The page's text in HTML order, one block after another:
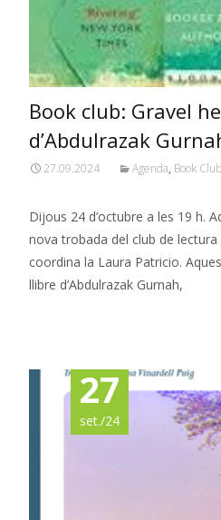
Book club: Gravel
d’Abdulrazak
27.09.2024 Agenda, Book Club
Dijous 24 d’octubre a les 19 h.
nova trobada del club de
coordina la Laura Patricio.
llibre d’Abdulrazak Gurnah,
27
set./24